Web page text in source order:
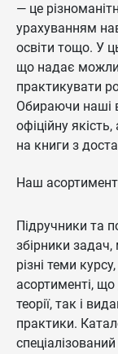
— це
урахуванням
освіти тощо. У
що надає
практикувати
Обираючи наші
офіційну
на книги з
Наш асортимент
Підручники та
збірники
різні теми
асортименті,
теорії, так і
практики.